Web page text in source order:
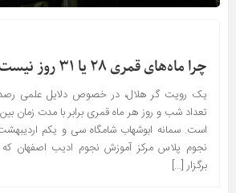
چرا ماه‌های قمری ۲۸ یا ۳۱ روز نیست؟
یک رویت گر هلال، در خصوص دلایل علمی
تعداد شب و روز هر ماه قمری برابر با مدت زمان
است. سمانه ابوشهاب شامگاه سی و یکم اردیبهشت
نجوم پلاس مرکز آموزش نجوم ادیب اصفهان که
برگزار […]